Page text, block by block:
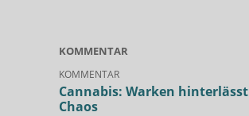
KOMMENTAR
KOMMENTAR
Cannabis: Warken hinterlässt
Chaos